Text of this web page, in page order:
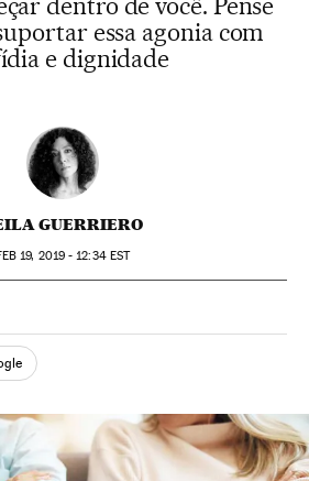
essa agonia com
e dignidade
GUERRIERO
19, 2019 - 12:34EST
Twitter
Redes Sociales